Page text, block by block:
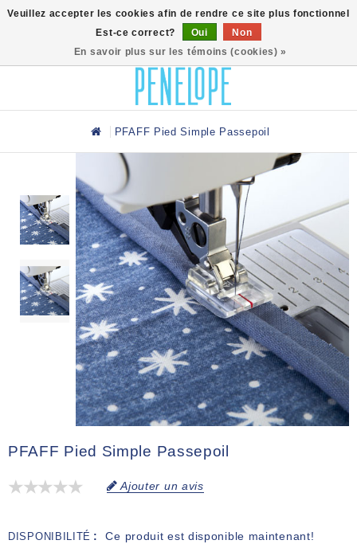
PFAFF Pied Simple Passepoil
PFAFF Pied Simple Passepoil
Ajouter un avis
DISPONIBILITÉ Ce produit est disponible maintenant!
Veuillez accepter les cookies afin de rendre ce site plus fonctionnel
Est-ce correct?
Oui
Non
En savoir plus sur les témoins (cookies) »